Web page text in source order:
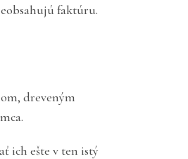
faktúru.
dreveným
ich ešte v ten istý